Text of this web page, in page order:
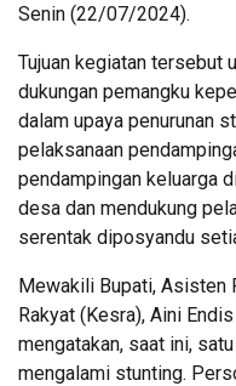
Senin (22/07/2024).
Tujuan kegiatan tersebut
dukungan pemangku
dalam upaya penurunan
pelaksanaan
pendampingan keluarga
desa dan mendukung
serentak diposyandu
Mewakili Bupati, Asisten
Rakyat (Kesra), Aini
mengatakan, saat ini,
mengalami stunting.